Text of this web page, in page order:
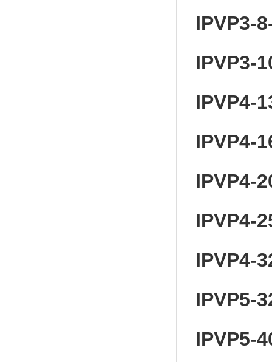
IPVP3-
IPVP3-
IPVP4-
IPVP4-
IPVP4-
IPVP4-
IPVP4-
IPVP5-
IPVP5-